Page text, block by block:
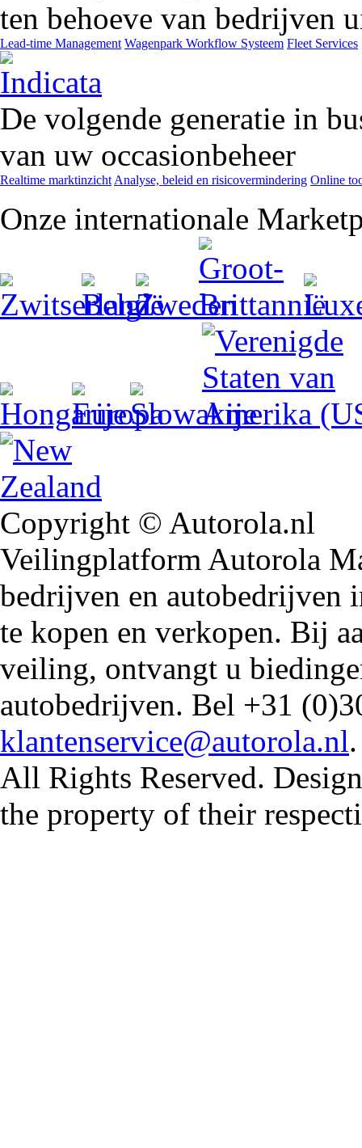
ten behoeve van bedrijven
Lead-time Management Wagenpark Workflow Systeem Fleet Services
De volgende generatie in
van uw occasionbeheer
Realtime marktinzicht Analyse, beleid en risicovermindering Online
Onze internationale
Copyright © Autorola.nl
Veilingplatform Autorola
bedrijven en autobedrijven
te kopen en verkopen. Bij
veiling, ontvangt u
autobedrijven. Bel +31
klantenservice@autorola.nl
All Rights Reserved.
the property of their